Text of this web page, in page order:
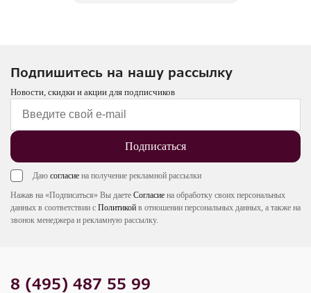
Подпишитесь на нашу рассылку
Новости, скидки и акции для подписчиков
Подписаться
Даю согласие на получение рекламной рассылки
Нажав на «Подписаться» Вы даете Согласие на обработку своих персональных
данных в соответствии с Политикой в отношении персональных данных, а также на
звонок менеджера и рекламную рассылку.
8 (495) 487 55 99